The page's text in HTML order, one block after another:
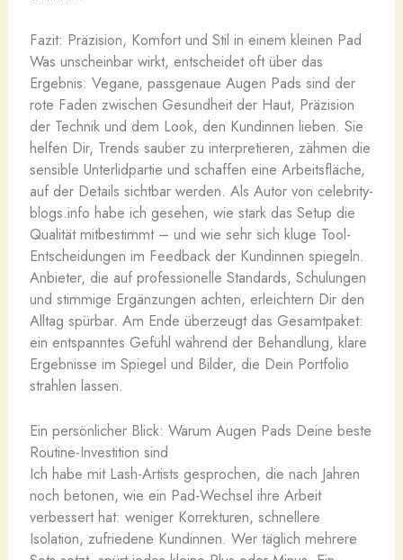
Fazit: Präzision, Komfort und Stil in einem kleinen Pad
Was unscheinbar wirkt, entscheidet oft über das
Ergebnis: Vegane, passgenaue Augen Pads sind der
rote Faden zwischen Gesundheit der Haut, Präzision
der Technik und dem Look, den Kundinnen lieben. Sie
helfen Dir, Trends sauber zu interpretieren, zähmen die
sensible Unterlidpartie und schaffen eine Arbeitsfläche,
auf der Details sichtbar werden. Als Autor von celebrity-
blogs.info habe ich gesehen, wie stark das Setup die
Qualität mitbestimmt – und wie sehr sich kluge Tool-
Entscheidungen im Feedback der Kundinnen spiegeln.
Anbieter, die auf professionelle Standards, Schulungen
und stimmige Ergänzungen achten, erleichtern Dir den
Alltag spürbar. Am Ende überzeugt das Gesamtpaket:
ein entspanntes Gefühl während der Behandlung, klare
Ergebnisse im Spiegel und Bilder, die Dein Portfolio
strahlen lassen.
Ein persönlicher Blick: Warum Augen Pads Deine beste
Routine-Investition sind
Ich habe mit Lash-Artists gesprochen, die nach Jahren
noch betonen, wie ein Pad-Wechsel ihre Arbeit
verbessert hat: weniger Korrekturen, schnellere
Isolation, zufriedene Kundinnen. Wer täglich mehrere